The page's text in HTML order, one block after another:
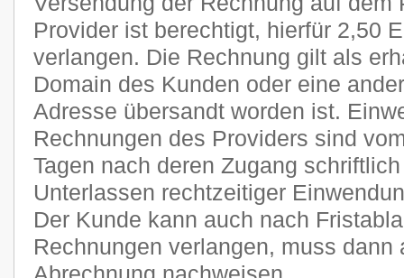
Provider ist berechtigt, hierfür 2,50
verlangen. Die Rechnung gilt als
Domain des Kunden oder eine
Adresse übersandt worden ist.
Rechnungen des Providers sind
Tagen nach deren Zugang
Unterlassen rechtzeitiger
Der Kunde kann auch nach
Rechnungen verlangen, muss